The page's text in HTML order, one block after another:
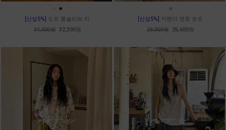
●
[신상5%] 도트 롱슬리브 티
34,000원 32,300원
●
[신상5%] 카펜더 연청 숏츠
28,000원 26,600원